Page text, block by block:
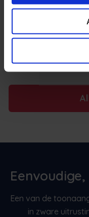
Een van de
in zware